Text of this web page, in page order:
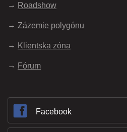
Roadshow
Zázemie polygónu
Klientska zóna
Fórum
Facebook